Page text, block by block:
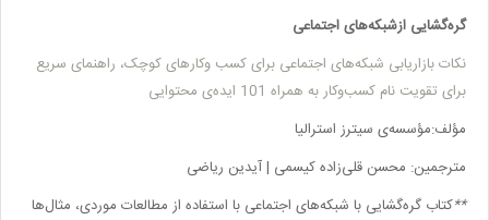
گره‌گشایی ازشبکه‌های اجتماعی
نکات بازاریابی شبکه‌های اجتماعی برای کسب وکارهای کوچک، راهنمای سریع
برای تقویت نام کسب‌وکار به همراه 101 ایده‌ی محتوایی
مؤلف:مؤسسه‌ی سیترز استرالیا
مترجمین: محسن قلی‌زاده کیسمی | آیدین ریاضی
کتابگره‌گشایی با شبکه‌های اجتماعیبا استفاده از مطالعات موردی، مثال‌ها